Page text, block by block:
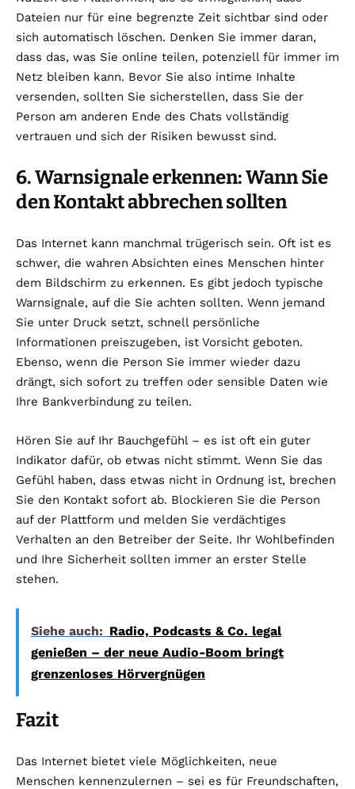
Dateien nur für eine begrenzte Zeit sichtbar sind oder
sich automatisch löschen. Denken Sie immer daran,
dass das, was Sie online teilen, potenziell für immer im
Netz bleiben kann. Bevor Sie also intime Inhalte
versenden, sollten Sie sicherstellen, dass Sie der
Person am anderen Ende des Chats vollständig
vertrauen und sich der Risiken bewusst sind.
6. Warnsignale erkennen: Wann Sie
den Kontakt abbrechen sollten
Das Internet kann manchmal trügerisch sein. Oft ist es
schwer, die wahren Absichten eines Menschen hinter
dem Bildschirm zu erkennen. Es gibt jedoch typische
Warnsignale, auf die Sie achten sollten. Wenn jemand
Sie unter Druck setzt, schnell persönliche
Informationen preiszugeben, ist Vorsicht geboten.
Ebenso, wenn die Person Sie immer wieder dazu
drängt, sich sofort zu treffen oder sensible Daten wie
Ihre Bankverbindung zu teilen.
Hören Sie auf Ihr Bauchgefühl – es ist oft ein guter
Indikator dafür, ob etwas nicht stimmt. Wenn Sie das
Gefühl haben, dass etwas nicht in Ordnung ist, brechen
Sie den Kontakt sofort ab. Blockieren Sie die Person
auf der Plattform und melden Sie verdächtiges
Verhalten an den Betreiber der Seite. Ihr Wohlbefinden
und Ihre Sicherheit sollten immer an erster Stelle
stehen.
Siehe auch: Radio, Podcasts & Co. legal
genießen – der neue Audio-Boom bringt
grenzenloses Hörvergnügen
Fazit
Das Internet bietet viele Möglichkeiten, neue
Menschen kennenzulernen – sei es für Freundschaften,